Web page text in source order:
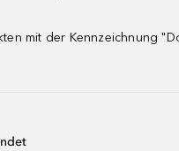
mit der Kennzeichnung